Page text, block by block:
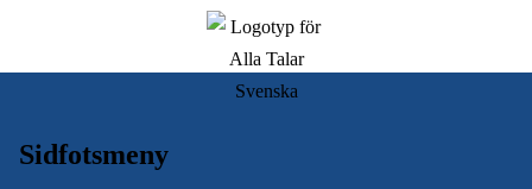
Sidfotsmeny